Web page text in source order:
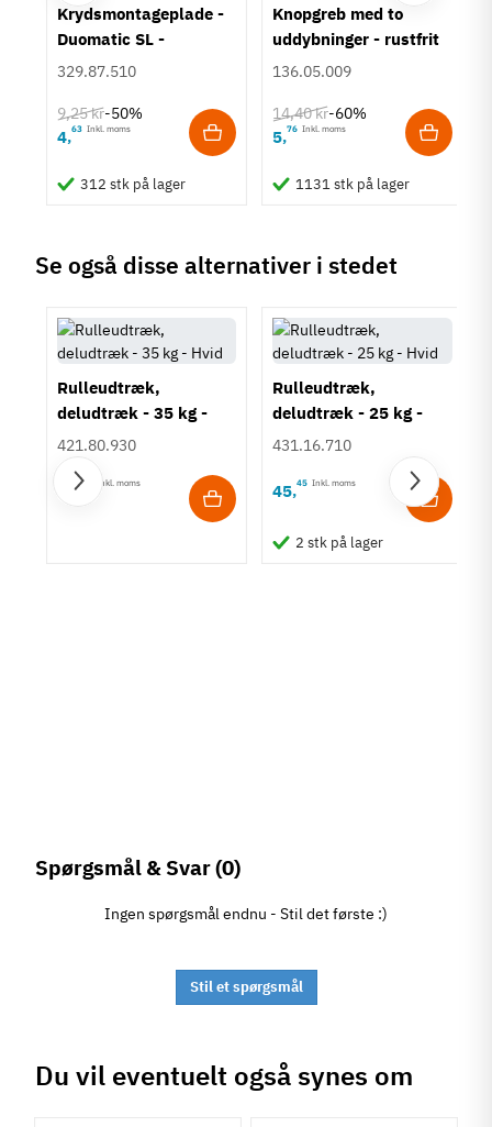
Krydsmontageplade -
Duomatic SL -
Euroskruer
329.87.510
9,25 kr-50%
4,63 Inkl. moms
312 stk på lager
Knopgreb med to
uddybninger - rustfrit
stål
136.05.009
14,40 kr-60%
5,76 Inkl. moms
1131 stk på lager
Se også disse alternativer i stedet
Rulleudtræk,
deludtræk - 35 kg -
Hvid
421.80.930
97,65 Inkl. moms
Rulleudtræk,
deludtræk - 25 kg -
Hvid
431.16.710
45,45 Inkl. moms
2 stk på lager
Spørgsmål & Svar(0)
Ingen spørgsmål endnu - Stil det første :)
Stil et spørgsmål
Du vil eventuelt også synes om